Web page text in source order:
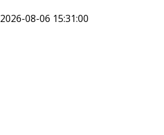
2026-08-06 15:31:00